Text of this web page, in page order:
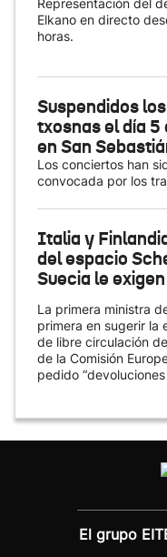
Representación del
Elkano en directo
horas.
Suspendidos
txosnas el día 5
en San
Los conciertos han
convocada por los
Italia y
del espacio
Suecia le
La primera ministra
primera en sugerir la
de libre circulación
de la Comisión
pedido “devoluciones
El grupo